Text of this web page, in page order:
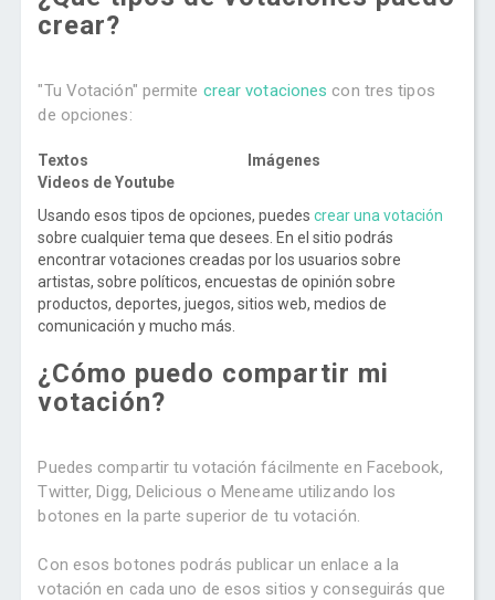
crear?
"Tu Votación" permite crear votaciones con tres tipos
de opciones:
Textos
Imágenes
Videos de Youtube
Usando esos tipos de opciones, puedescrear una votación
sobre cualquier tema que desees. En el sitio podrás
encontrar votaciones creadas por los usuarios sobre
artistas, sobre políticos, encuestas de opinión sobre
productos, deportes, juegos, sitios web, medios de
comunicación y mucho más.
¿Cómo puedo compartir mi
votación?
Puedes compartir tu votación fácilmente en Facebook,
Twitter, Digg, Delicious o Meneame utilizando los
botones en la parte superior de tu votación.
Con esos botones podrás publicar un enlace a la
votación en cada uno de esos sitios y conseguirás que